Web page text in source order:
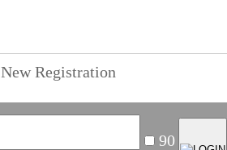
New Registration
90